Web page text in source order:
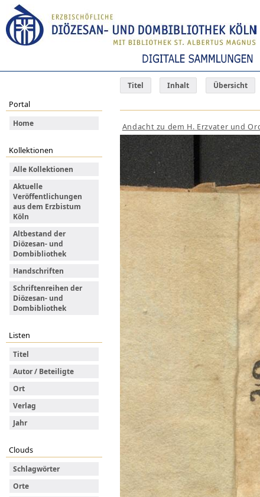
Titel Inhalt Übersicht
Portal
Home
Kollektionen
Alle Kollektionen
Aktuelle
Veröffentlichungen
aus dem Erzbistum
Köln
Altbestand der
Diözesan- und
Dombibliothek
Handschriften
Schriftenreihen der
Diözesan- und
Dombibliothek
Listen
Titel
Autor / Beteiligte
Ort
Verlag
Jahr
Clouds
Schlagwörter
Orte
Andacht zu dem H. Erzvater und